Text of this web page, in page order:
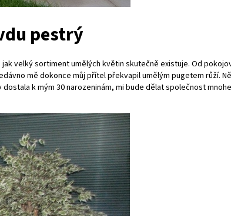
pestrý
velký sortiment umělých květin skutečně existuje. Od
mě dokonce můj přítel překvapil umělým pugetem růží.
k mým 30 narozeninám, mi bude dělat společnost